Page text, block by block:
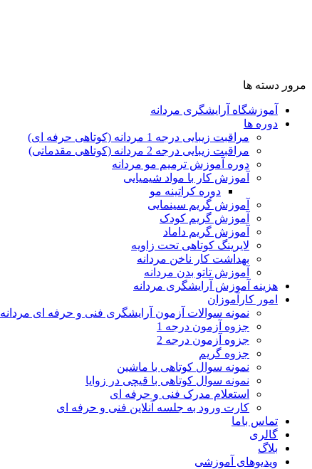
مرور دسته ها
آموزشگاه آرایشگری مردانه
دوره ها
مراقبت زیبایی درجه 1 مردانه (کوتاهی حرفه ای)
مراقبت زیبایی درجه 2 مردانه (کوتاهی مقدماتی)
دوره آموزش ترمیم مو مردانه
آموزش کار با مواد شیمیایی
دوره کراتینه مو
آموزش گریم سینمایی
آموزش گریم کودک
آموزش گریم داماد
لایرینگ کوتاهی تحت زاویه
بهداشت کار ناخن مردانه
آموزش تاتو بدن مردانه
هزینه آموزش آرایشگری مردانه
امور کارآموزان
نمونه سوالات آزمون آرایشگری فنی و حرفه ای مردانه
جزوه آزمون درجه 1
جزوه آزمون درجه 2
جزوه گریم
نمونه سوال کوتاهی با ماشین
نمونه سوال کوتاهی با قیچی در زوایا
استعلام مدرک فنی و حرفه ای
کارت ورود به جلسه آنلاین فنی و حرفه ای
تماس باما
گالری
بلاگ
ویدیوهای آموزشی